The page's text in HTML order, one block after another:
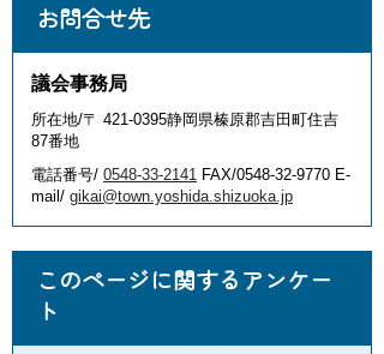
お問合せ先
議会事務局
所在地/〒 421-0395静岡県榛原郡吉田町住吉
87番地
電話番号/ 0548-33-2141 FAX/0548-32-9770 E-
mail/ gikai@town.yoshida.shizuoka.jp
このページに関するアンケー
ト